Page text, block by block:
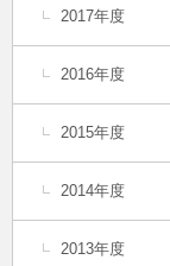
2017年度
2016年度
2015年度
2014年度
2013年度